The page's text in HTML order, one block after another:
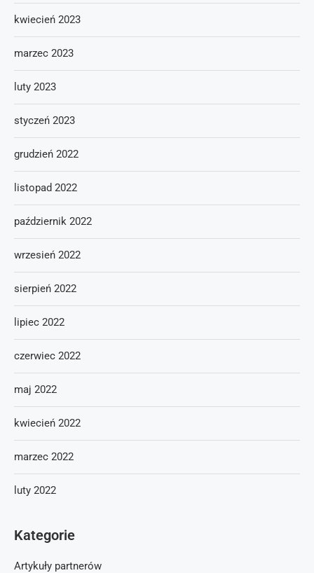
kwiecień 2023
marzec 2023
luty 2023
styczeń 2023
grudzień 2022
listopad 2022
październik 2022
wrzesień 2022
sierpień 2022
lipiec 2022
czerwiec 2022
maj 2022
kwiecień 2022
marzec 2022
luty 2022
Kategorie
Artykuły partnerów